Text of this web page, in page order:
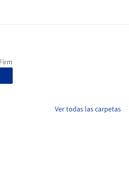
Ver todas las carpetas